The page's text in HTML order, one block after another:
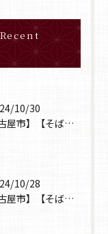
Recent
10/30
【名古屋市】【そば居酒屋山葵】【日本酒】
10/28
【名古屋市】【そば居酒屋山葵】【営業日のお知らせ】